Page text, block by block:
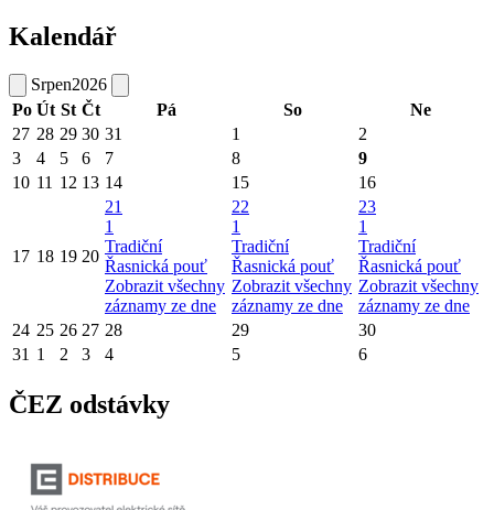
Kalendář
Srpen2026
Po Út St Čt Pá So
Ne
27 28 29 30 31 1
2
3
4 5 6 7 8
9
10 11 12 13 14 15 16
17 18 19 20
21
1
Tradiční
Řasnická pouť
Zobrazit všechny
záznamy ze dne
22
1
Tradiční
Řasnická pouť
Zobrazit všechny
záznamy ze dne
23
1
Tradiční
Řasnická pouť
Zobrazit všechny
záznamy ze dne
24 25 26 27 28 29
30
31 1 2 3 4 5 6
ČEZ odstávky